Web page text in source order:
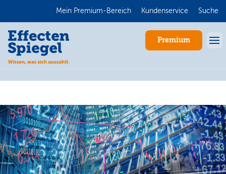
Mein Premium-Bereich Kundenservice Suche
Premium
Anmelden